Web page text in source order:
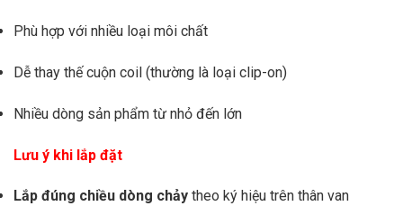
Phù hợp với nhiều loại môi chất
Dễ thay thế cuộn coil (thường là loại clip-on)
Nhiều dòng sản phẩm từ nhỏ đến lớn
Lưu ý khi lắp đặt
Lắp đúng chiều dòng chảy theo ký hiệu trên thân van